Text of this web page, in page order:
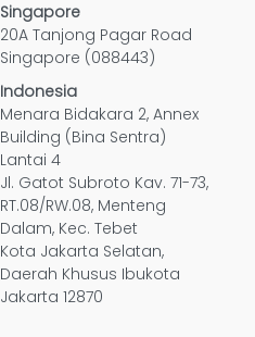
Singapore
20A Tanjong Pagar Road
Singapore (088443)
Indonesia
Menara Bidakara 2, Annex
Building (Bina Sentra)
Lantai 4
Jl. Gatot Subroto Kav. 71-73,
RT.08/RW.08, Menteng
Dalam, Kec. Tebet
Kota Jakarta Selatan,
Daerah Khusus Ibukota
Jakarta 12870